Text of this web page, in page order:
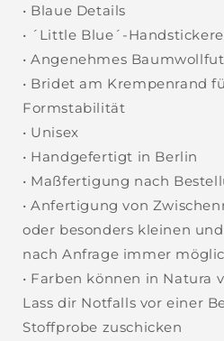
• Blaue Details
• ´Little Blue´-
• Angenehmes
• Bridet am Krempenrand
Formstabilität
• Unisex
• Handgefertigt in Berlin
• Maßfertigung nach
• Anfertigung von
oder besonders kleinen
nach Anfrage immer
• Farben können in Natura
Lass dir Notfalls vor einer
Stoffprobe zuschicken